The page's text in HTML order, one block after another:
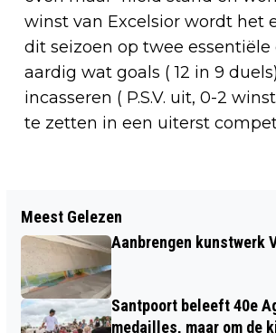
winst van Excelsior wordt het
dit seizoen op twee
aardig wat goals ( 12 in 9
incasseren ( P.S.V. uit, 0-2
te zetten in een uiterst
KHALID CHOUKOUD VOOR
NEDERLANDS KAMPIOEN
BEVERWIJKER STAN
DERDE PLAATS
Meest Gelezen
Aanbrengen kunstwerk
Santpoort beleeft 40e
medailles, maar om de